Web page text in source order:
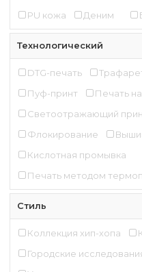
PU кожа
Деним
Технологический
DTG-печать
Пуф-принт
Печать
Светоотражающий
Флокирование
Кислотная промывка
Печать методом
Стиль
Коллекция хип-хопа
Городские